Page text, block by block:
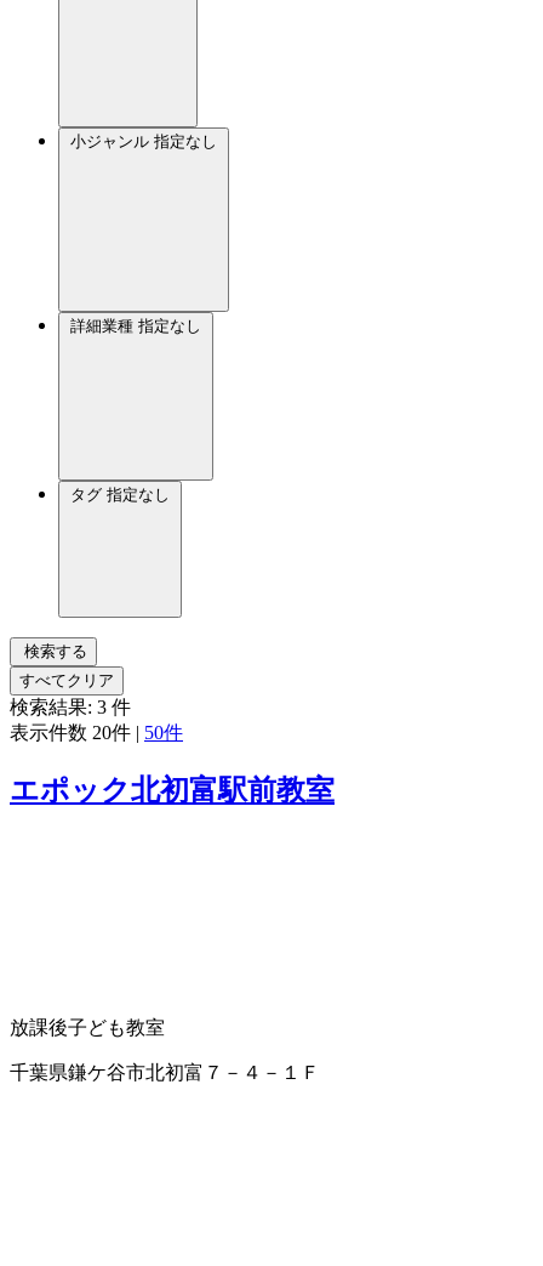
小ジャンル 指定なし
詳細業種 指定なし
タグ 指定なし
検索する
すべてクリア
検索結果: 3 件
表示件数 20件 | 50件
エポック北初富駅前教室
放課後子ども教室
千葉県鎌ケ谷市北初富７－４－１Ｆ